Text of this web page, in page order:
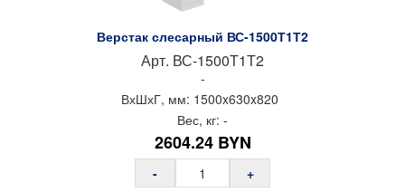
Верстак слесарный ВС-1500Т1Т2
Арт. ВС-1500Т1Т2
-
ВхШхГ, мм: 1500x630x820
Вес, кг: -
2604.24 BYN
-
+